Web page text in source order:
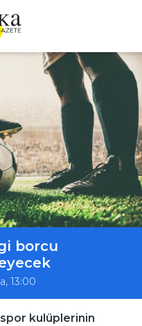
borcu
13:00
kulüplerinin